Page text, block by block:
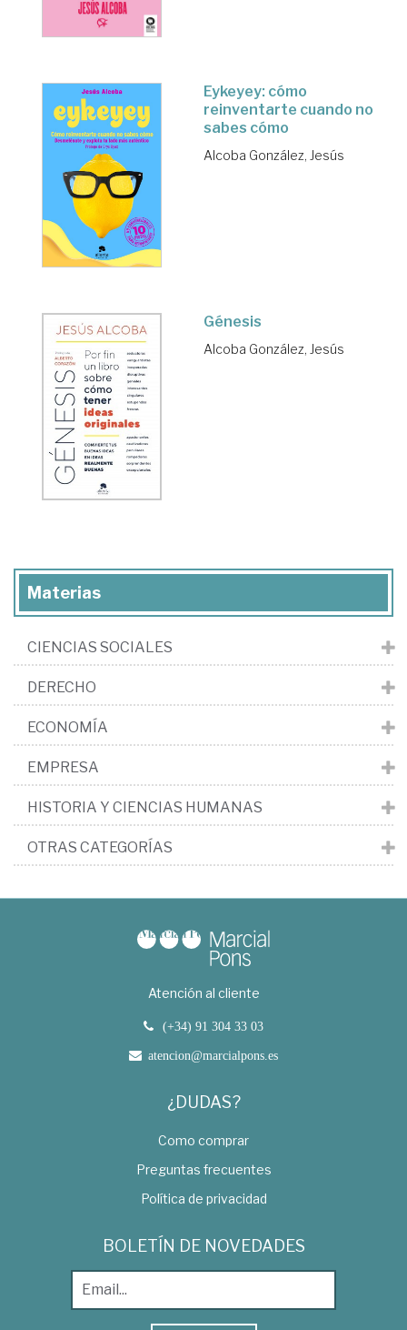
Eykeyey: cómo
reinventarte cuando no
sabes cómo
Alcoba González, Jesús
Génesis
Alcoba González, Jesús
Materias
CIENCIAS SOCIALES
DERECHO
ECONOMÍA
EMPRESA
HISTORIA Y CIENCIAS HUMANAS
OTRAS CATEGORÍAS
Atención al cliente
(+34) 91 304 33 03
atencion@marcialpons.es
¿DUDAS?
Como comprar
Preguntas frecuentes
Política de privacidad
BOLETÍN DE NOVEDADES